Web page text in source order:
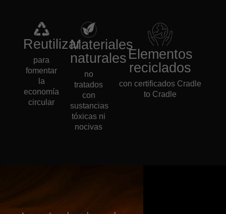
Reutilizar
para
fomentar
la
economía
circular
Materiales
naturales
no
tratados
con
sustancias
tóxicas ni
nocivas
Elementos
reciclados
con certificados Cradle
to Cradle